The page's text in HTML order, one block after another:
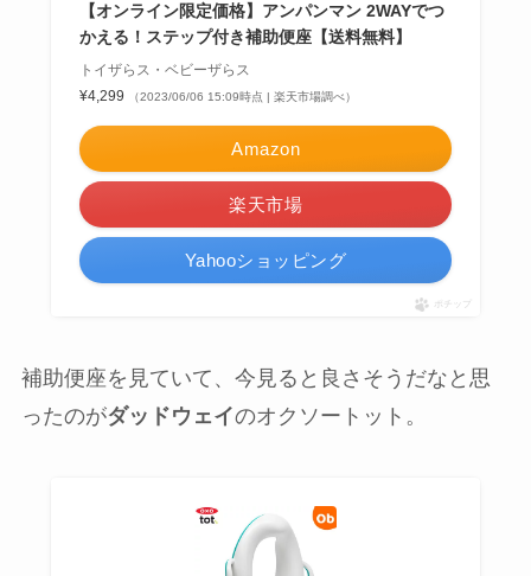
【オンライン限定価格】アンパンマン 2WAYでつ
かえる！ステップ付き補助便座【送料無料】
トイザらス・ベビーザらス
¥4,299
（2023/06/06 15:09時点 | 楽天市場調べ）
Amazon
楽天市場
Yahooショッピング
ポチップ
補助便座を見ていて、今見ると良さそうだなと思
ったのがダッドウェイのオクソートット。